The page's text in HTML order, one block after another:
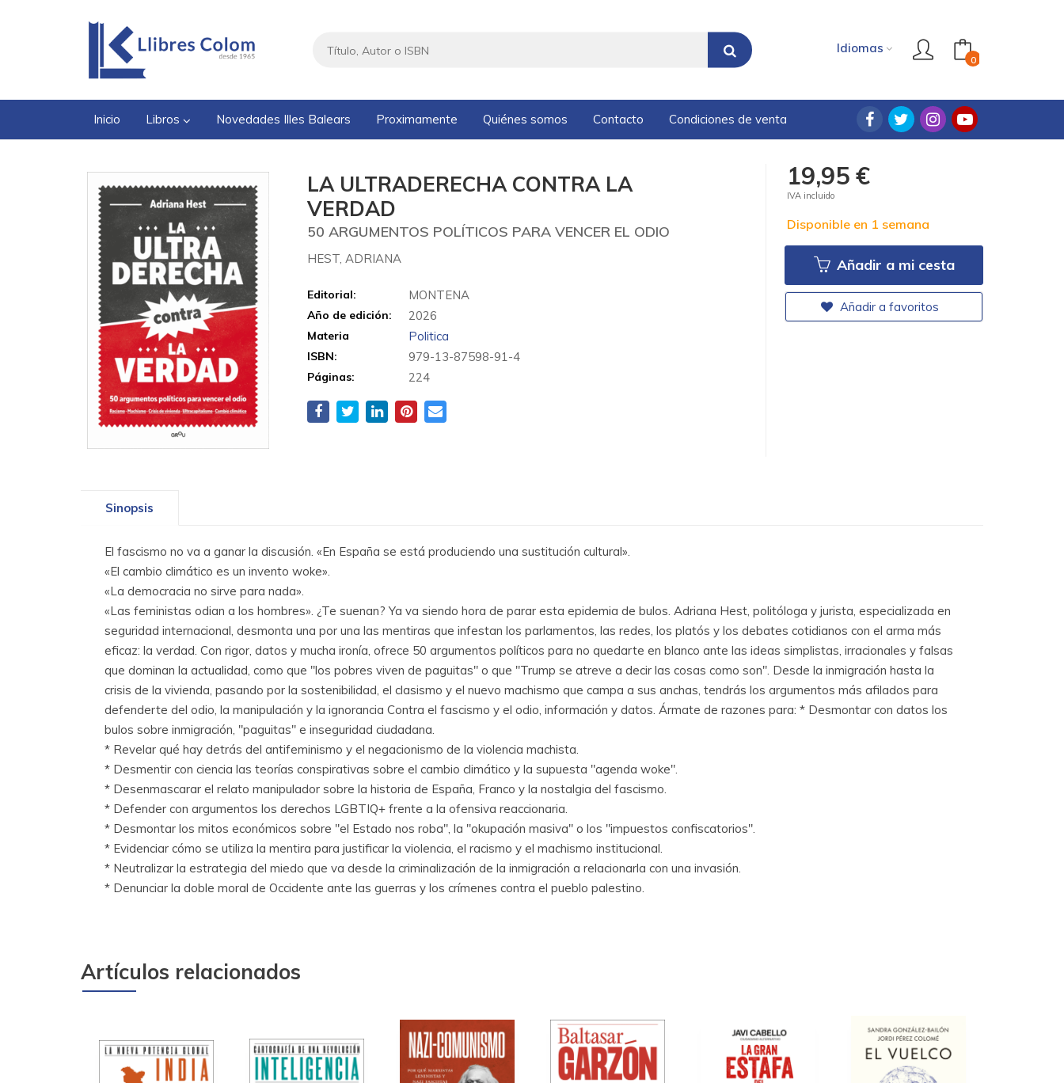
Idiomas
0
Inicio Libros Novedades Illes Balears Proximamente Quiénes somos Contacto Condiciones de venta
LA ULTRADERECHA CONTRA LA
VERDAD
50 ARGUMENTOS POLÍTICOS PARA VENCER EL ODIO
HEST, ADRIANA
Editorial: MONTENA
Año de edición: 2026
Materia Politica
ISBN: 979-13-87598-91-4
Páginas: 224
19,95 €
IVA incluido
Disponible en 1 semana
Añadir a mi cesta
Añadir a favoritos
Sinopsis
El fascismo no va a ganar la discusión. «En España se está produciendo una sustitución cultural».
«El cambio climático es un invento woke».
«La democracia no sirve para nada».
«Las feministas odian a los hombres». ¿Te suenan? Ya va siendo hora de parar esta epidemia de bulos. Adriana Hest, politóloga y jurista, especializada en
seguridad internacional, desmonta una por una las mentiras que infestan los parlamentos, las redes, los platós y los debates cotidianos con el arma más
eficaz: la verdad. Con rigor, datos y mucha ironía, ofrece 50 argumentos políticos para no quedarte en blanco ante las ideas simplistas, irracionales y falsas
que dominan la actualidad, como que "los pobres viven de paguitas" o que "Trump se atreve a decir las cosas como son". Desde la inmigración hasta la
crisis de la vivienda, pasando por la sostenibilidad, el clasismo y el nuevo machismo que campa a sus anchas, tendrás los argumentos más afilados para
defenderte del odio, la manipulación y la ignorancia Contra el fascismo y el odio, información y datos. Ármate de razones para: * Desmontar con datos los
bulos sobre inmigración, "paguitas" e inseguridad ciudadana.
* Revelar qué hay detrás del antifeminismo y el negacionismo de la violencia machista.
* Desmentir con ciencia las teorías conspirativas sobre el cambio climático y la supuesta "agenda woke".
* Desenmascarar el relato manipulador sobre la historia de España, Franco y la nostalgia del fascismo.
* Defender con argumentos los derechos LGBTIQ+ frente a la ofensiva reaccionaria.
* Desmontar los mitos económicos sobre "el Estado nos roba", la "okupación masiva" o los "impuestos confiscatorios".
* Evidenciar cómo se utiliza la mentira para justificar la violencia, el racismo y el machismo institucional.
* Neutralizar la estrategia del miedo que va desde la criminalización de la inmigración a relacionarla con una invasión.
* Denunciar la doble moral de Occidente ante las guerras y los crímenes contra el pueblo palestino.
Artículos relacionados